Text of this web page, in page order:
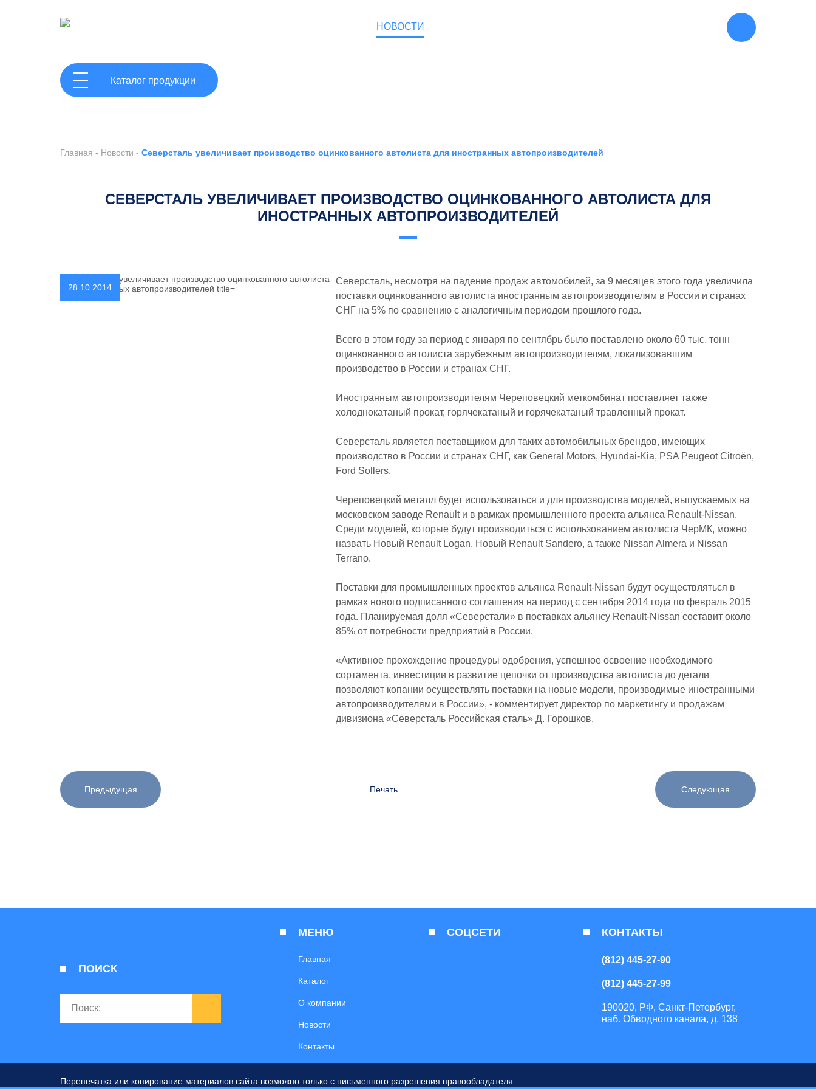
НОВОСТИ
Каталог продукции
Главная - Новости - Северсталь увеличивает производство оцинкованного автолиста для иностранных автопроизводителей
СЕВЕРСТАЛЬ УВЕЛИЧИВАЕТ ПРОИЗВОДСТВО ОЦИНКОВАННОГО АВТОЛИСТА ДЛЯ
ИНОСТРАННЫХ АВТОПРОИЗВОДИТЕЛЕЙ
28.10.2014
Северсталь, несмотря на падение продаж автомобилей, за 9 месяцев этого года увеличила
поставки оцинкованного автолиста иностранным автопроизводителям в России и странах
СНГ на 5% по сравнению с аналогичным периодом прошлого года.
Всего в этом году за период с января по сентябрь было поставлено около 60 тыс. тонн
оцинкованного автолиста зарубежным автопроизводителям, локализовавшим
производство в России и странах СНГ.
Иностранным автопроизводителям Череповецкий меткомбинат поставляет также
холоднокатаный прокат, горячекатаный и горячекатаный травленный прокат.
Северсталь является поставщиком для таких автомобильных брендов, имеющих
производство в России и странах СНГ, как General Motors, Hyundai-Kia, PSA Peugeot Citroën,
Ford Sollers.
Череповецкий металл будет использоваться и для производства моделей, выпускаемых на
московском заводе Renault и в рамках промышленного проекта альянса Renault-Nissan.
Среди моделей, которые будут производиться с использованием автолиста ЧерМК, можно
назвать Новый Renault Logan, Новый Renault Sandero, а также Nissan Almera и Nissan
Terrano.
Поставки для промышленных проектов альянса Renault-Nissan будут осуществляться в
рамках нового подписанного соглашения на период с сентября 2014 года по февраль 2015
года. Планируемая доля «Северстали» в поставках альянсу Renault-Nissan составит около
85% от потребности предприятий в России.
«Активное прохождение процедуры одобрения, успешное освоение необходимого
сортамента, инвестиции в развитие цепочки от производства автолиста до детали
позволяют копании осуществлять поставки на новые модели, производимые иностранными
автопроизводителями в России», - комментирует директор по маркетингу и продажам
дивизиона «Северсталь Российская сталь» Д. Горошков.
Предыдущая Печать Следующая
ПОИСК
МЕНЮ
Главная
Каталог
О компании
Новости
Контакты
СОЦСЕТИ КОНТАКТЫ
(812) 445-27-90
(812) 445-27-99
190020, РФ, Санкт-Петербург,
наб. Обводного канала, д. 138
Перепечатка или копирование материалов сайта возможно только с письменного разрешения правообладателя.